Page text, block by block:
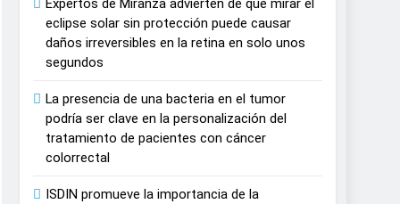
estratégica y modernización
muscular del deportista
Expertos de Miranza advierten de que mirar el
eclipse solar sin protección puede causar
daños irreversibles en la retina en solo unos
segundos
La presencia de una bacteria en el tumor
podría ser clave en la personalización del
tratamiento de pacientes con cáncer
colorrectal
ISDIN promueve la importancia de la